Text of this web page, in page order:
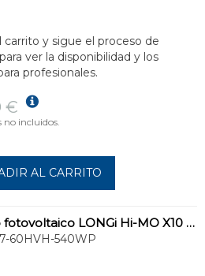
carrito y sigue el proceso de
ver la disponibilidad y los
profesionales.
€
no incluidos.
AL CARRITO
Módulo fotovoltaico LONGi Hi-MO X10 540W
60HVH-540WP